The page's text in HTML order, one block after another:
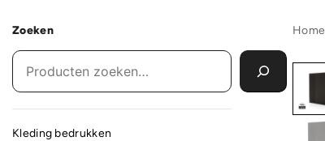
Home
Zoeken
Kleding bedrukken